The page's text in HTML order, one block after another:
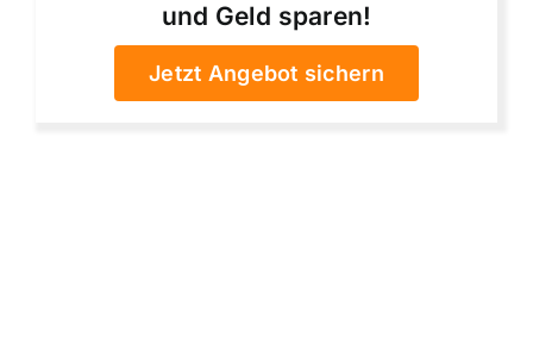
und Geld sparen!
Jetzt Angebot sichern